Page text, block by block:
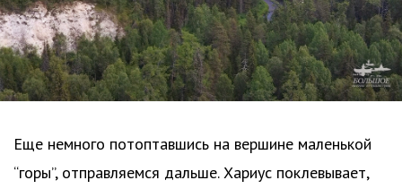
Еще немного потоптавшись на вершине маленькой
“горы”, отправляемся дальше. Хариус поклевывает,